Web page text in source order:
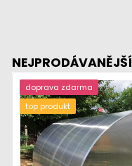
NEJPRODÁVANĚJŠÍ
doprava zdarma
top produkt